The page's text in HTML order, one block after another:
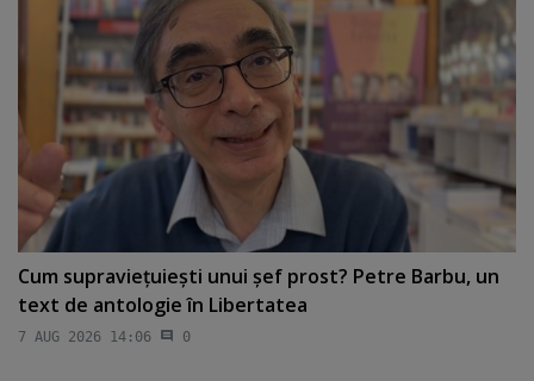
Cum supravieţuieşti unui şef prost? Petre Barbu, un
text de antologie în Libertatea
7 AUG 2026 14:06 0